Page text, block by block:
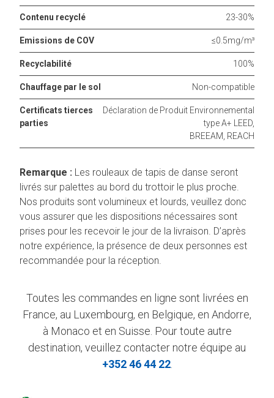
Contenu recyclé 23-30%
Emissions de COV ≤0.5mg/m³
Recyclabilité 100%
Chauffage par le sol Non-compatible
Certificats tierces
parties
Déclaration de Produit Environnemental
type A+ LEED,
BREEAM, REACH
Remarque : Les rouleaux de tapis de danse seront
livrés sur palettes au bord du trottoir le plus proche.
Nos produits sont volumineux et lourds, veuillez donc
vous assurer que les dispositions nécessaires sont
prises pour les recevoir le jour de la livraison. D’après
notre expérience, la présence de deux personnes est
recommandée pour la réception.
Toutes les commandes en ligne sont livrées en
France, au Luxembourg, en Belgique, en Andorre,
à Monaco et en Suisse. Pour toute autre
destination, veuillez contacter notre équipe au
+352 46 44 22.